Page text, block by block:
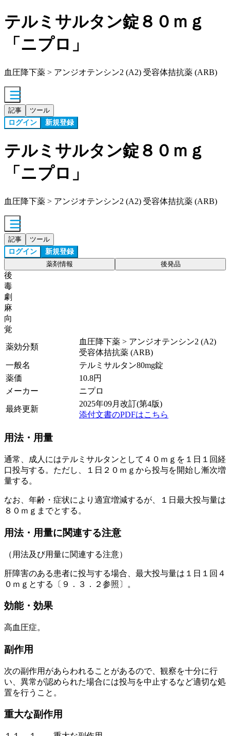
テルミサルタン錠８０ｍｇ
「ニプロ」
血圧降下薬 > アンジオテンシン2 (A2) 受容体拮抗薬 (ARB)
記事 ツール
ログイン 新規登録
テルミサルタン錠８０ｍｇ
「ニプロ」
血圧降下薬 > アンジオテンシン2 (A2) 受容体拮抗薬 (ARB)
記事 ツール
ログイン 新規登録
薬剤情報 後発品
後
毒
劇
麻
向
覚
薬効分類
血圧降下薬 > アンジオテンシン2 (A2)
受容体拮抗薬 (ARB)
一般名
テルミサルタン80mg錠
薬価
10.8円
メーカー
ニプロ
最終更新
2025年09月改訂(第4版)
添付文書のPDFはこちら
用法・用量
通常、成人にはテルミサルタンとして４０ｍｇを１日１回経
口投与する。ただし、１日２０ｍｇから投与を開始し漸次増
量する。
なお、年齢・症状により適宜増減するが、１日最大投与量は
８０ｍｇまでとする。
用法・用量に関連する注意
（用法及び用量に関連する注意）
肝障害のある患者に投与する場合、最大投与量は１日１回４
０ｍｇとする〔９．３．２参照〕。
効能・効果
高血圧症。
副作用
次の副作用があらわれることがあるので、観察を十分に行
い、異常が認められた場合には投与を中止するなど適切な処
置を行うこと。
重大な副作用